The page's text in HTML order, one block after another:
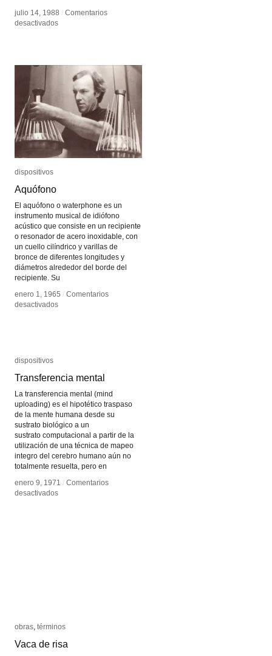
julio 14, 1988 / Comentarios
desactivadosen
julio 14, 1988 / Comentarios
desactivadosen
dispositivos
Aquófono
El aquófono o waterphone es un
instrumento musical de idiófono
acústico que consiste en un recipiente
o resonador de acero inoxidable, con
un cuello cilíndrico y varillas de
bronce de diferentes longitudes y
diámetros alrededor del borde del
recipiente. Su
enero 1, 1965 / Comentarios
desactivadosen
dispositivos
Aquófono
enero 1, 1965 / Comentarios
desactivadosen
dispositivos
Transferencia mental
La transferencia mental (mind
uploading) es el hipotético traspaso
de la mente humana desde su
sustrato biológico a un
sustrato computacional a partir de la
utilización de una técnica de mapeo
integro del cerebro humano aún no
totalmente resuelta, pero en
enero 9, 1971 / Comentarios
desactivadosen
dispositivos
Transferencia mental
enero 9, 1971 / Comentarios
desactivadosen
obras términos
Vaca de risa
obras términos
Vaca de risa